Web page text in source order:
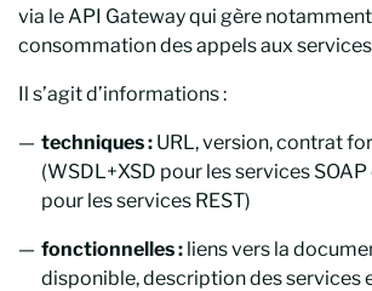
via le API Gateway qui gère
consommation des appels aux
Il s’agit d’informations :
techniques : URL, version, contrat
(WSDL+XSD pour les services
pour les services REST)
fonctionnelles : liens vers la
disponible, description des services